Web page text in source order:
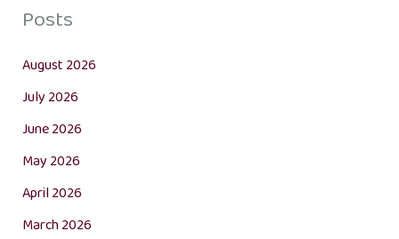
Posts
August 2026
July 2026
June 2026
May 2026
April 2026
March 2026